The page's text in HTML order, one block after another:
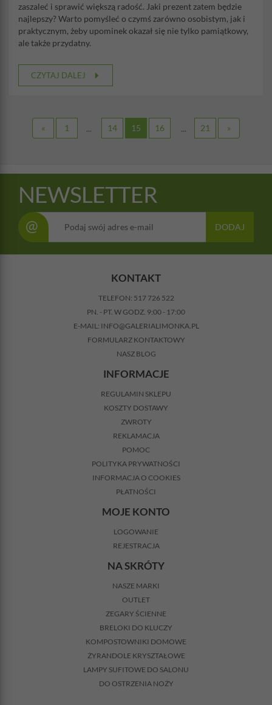
zaszaleć i sprawić większą radość. Jaki prezent zatem będzie
najlepszy? Warto pomyśleć o czymś zarówno osobistym, jak i
praktycznym, żeby upominek okazał się nie tylko pamiątkowy,
ale także przydatny.
CZYTAJ DALEJ
« 1 ... 14 15 16 ... 21 »
NEWSLETTER
@ DODAJ
KONTAKT
TELEFON: 517 726 522
PN. - PT. W GODZ. 9:00 - 17:00
E-MAIL: INFO@GALERIALIMONKA.PL
FORMULARZ KONTAKTOWY
NASZ BLOG
INFORMACJE
REGULAMIN SKLEPU
KOSZTY DOSTAWY
ZWROTY
REKLAMACJA
POMOC
POLITYKA PRYWATNOŚCI
INFORMACJA O COOKIES
PŁATNOŚCI
MOJE KONTO
LOGOWANIE
REJESTRACJA
NA SKRÓTY
NASZE MARKI
OUTLET
ZEGARY ŚCIENNE
BRELOKI DO KLUCZY
KOMPOSTOWNIKI DOMOWE
ŻYRANDOLE KRYSZTAŁOWE
LAMPY SUFITOWE DO SALONU
DO OSTRZENIA NOŻY